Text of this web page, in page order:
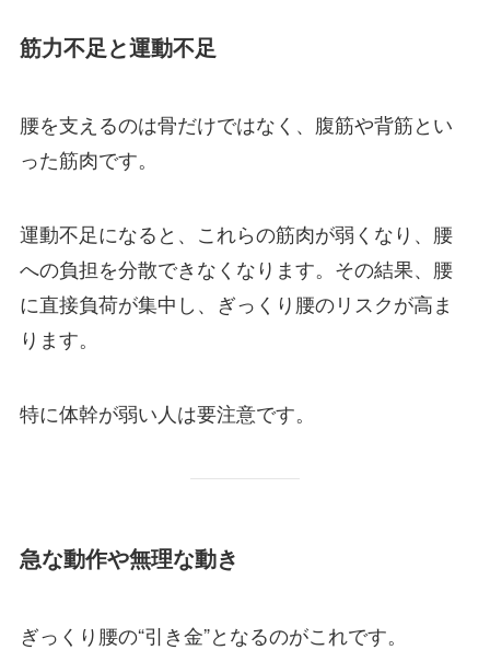
筋力不足と運動不足
腰を支えるのは骨だけではなく、腹筋や背筋とい
った筋肉です。
運動不足になると、これらの筋肉が弱くなり、腰
への負担を分散できなくなります。その結果、腰
に直接負荷が集中し、ぎっくり腰のリスクが高ま
ります。
特に体幹が弱い人は要注意です。
急な動作や無理な動き
ぎっくり腰の“引き金”となるのがこれです。